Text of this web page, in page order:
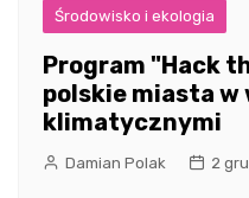
Środowisko i ekologia
Program "Hack
polskie miasta w
klimatycznymi
Damian Polak 2